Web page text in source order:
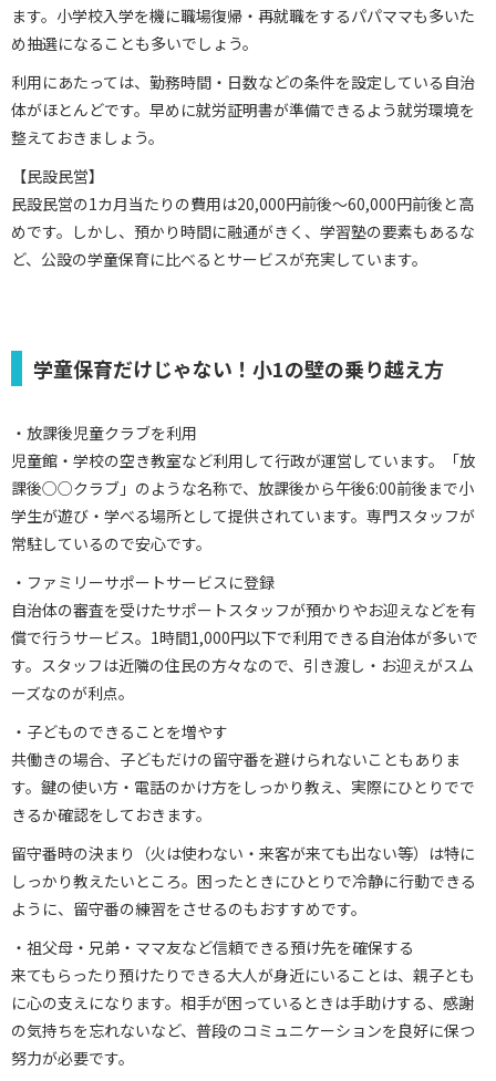
ます。小学校入学を機に職場復帰・再就職をするパパママも多いた
め抽選になることも多いでしょう。
利用にあたっては、勤務時間・日数などの条件を設定している自治
体がほとんどです。早めに就労証明書が準備できるよう就労環境を
整えておきましょう。
【民設民営】
民設民営の1カ月当たりの費用は20,000円前後～60,000円前後と高
めです。しかし、預かり時間に融通がきく、学習塾の要素もあるな
ど、公設の学童保育に比べるとサービスが充実しています。
学童保育だけじゃない！小1の壁の乗り越え方
・放課後児童クラブを利用
児童館・学校の空き教室など利用して行政が運営しています。「放
課後○○クラブ」のような名称で、放課後から午後6:00前後まで小
学生が遊び・学べる場所として提供されています。専門スタッフが
常駐しているので安心です。
・ファミリーサポートサービスに登録
自治体の審査を受けたサポートスタッフが預かりやお迎えなどを有
償で行うサービス。1時間1,000円以下で利用できる自治体が多いで
す。スタッフは近隣の住民の方々なので、引き渡し・お迎えがスム
ーズなのが利点。
・子どものできることを増やす
共働きの場合、子どもだけの留守番を避けられないこともありま
す。鍵の使い方・電話のかけ方をしっかり教え、実際にひとりでで
きるか確認をしておきます。
留守番時の決まり（火は使わない・来客が来ても出ない等）は特に
しっかり教えたいところ。困ったときにひとりで冷静に行動できる
ように、留守番の練習をさせるのもおすすめです。
・祖父母・兄弟・ママ友など信頼できる預け先を確保する
来てもらったり預けたりできる大人が身近にいることは、親子とも
に心の支えになります。相手が困っているときは手助けする、感謝
の気持ちを忘れないなど、普段のコミュニケーションを良好に保つ
努力が必要です。